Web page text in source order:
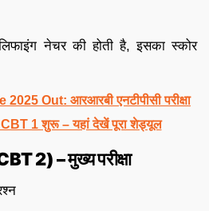
नेचर की होती है, इसका स्कोर
Out: आरआरबी एनटीपीसी परीक्षा
CBT 1 शुरू – यहां देखें पूरा शेड्यूल
2) – मुख्य परीक्षा